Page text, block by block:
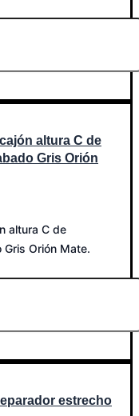
altura C de
Gris Orión
altura C de
Gris Orión Mate.
estrecho